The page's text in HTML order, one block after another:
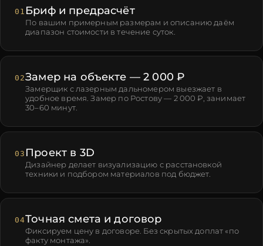
01 Бриф и предрасчёт
По вашим примерным размерам и описанию даём
диапазон стоимости в течение суток.
02Замер на объекте — 2 000 ₽
Замерщик с лазерным дальномером выезжает в
удобное время. Замер по Ростову — 2 000 ₽, занимает
30–60 минут.
03 Проект в 3D
Дизайнер делает визуализацию с расстановкой
техники и подбором материалов под бюджет.
04Точная смета и договор
Фиксируем цену в договоре. Без скрытых доплат «по
факту монтажа».